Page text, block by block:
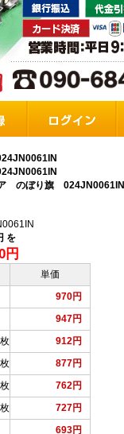
のぼり旗 024JN0061IN
を
円
単価
970円
947円
912円
877円
762円
727円
693円